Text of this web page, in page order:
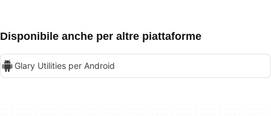
Disponibile anche per altre piattaforme
Glary Utilities per Android